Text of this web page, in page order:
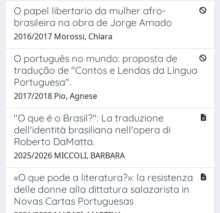
O papel libertario da mulher afro-
brasileira na obra de Jorge Amado
2016/2017 Morossi, Chiara
O português no mundo: proposta de
tradução de "Contos e Lendas da Língua
Portuguesa".
2017/2018 Pio, Agnese
"O que é o Brasil?": La traduzione
dell'identità brasiliana nell'opera di
Roberto DaMatta.
2025/2026 MICCOLI, BARBARA
«O que pode a literatura?»: la resistenza
delle donne alla dittatura salazarista in
Novas Cartas Portuguesas